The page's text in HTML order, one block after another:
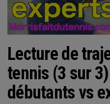
Lecture de
tennis (3 sur
débutants vs